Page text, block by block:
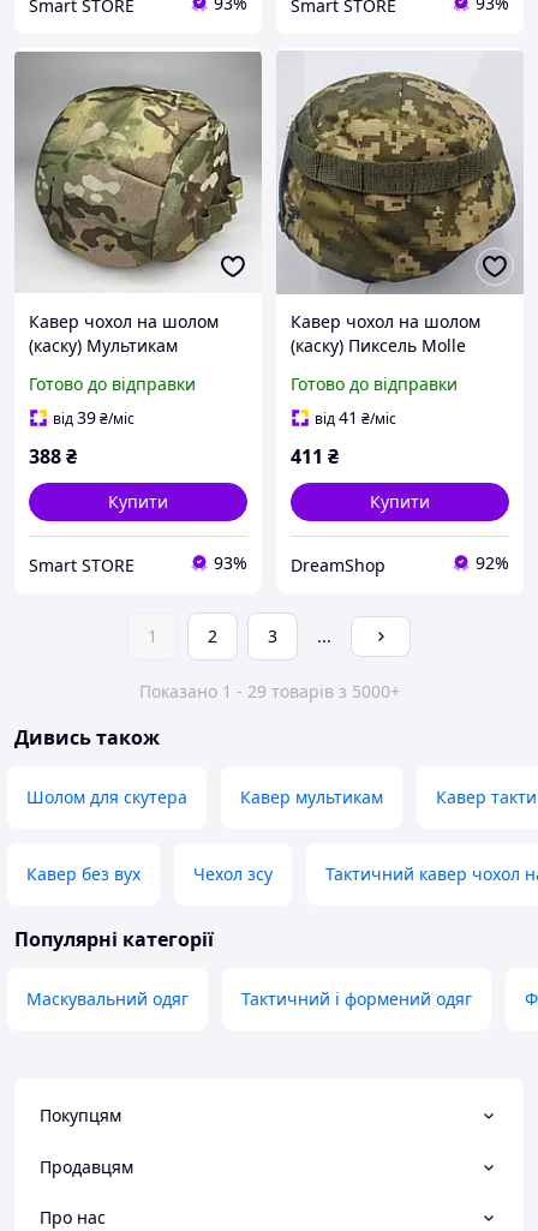
Smart STORE Smart STORE
Кавер чохол на шолом
(каску) Мультикам
Готово до відправки
від39₴/міс
388₴
Купити
Smart STORE 93%
Кавер чохол на шолом
(каску) Пиксель Molle
Готово до відправки
від41 ₴/міс
411 ₴
Купити
DreamShop 92%
1 2 3 ...
Показано 1 - 29 товарів з 5000+
Дивись також
Шолом для скутера Кавер мультикам Кавер
Кавер без вух Чехол зсу Тактичний кавер чохол
Популярні категорії
Маскувальний одяг Тактичний і формений одяг
Покупцям
Продавцям
Про нас